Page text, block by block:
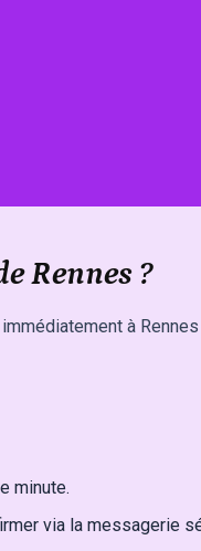
Rennes ?
à Rennes
minute.
via la messagerie